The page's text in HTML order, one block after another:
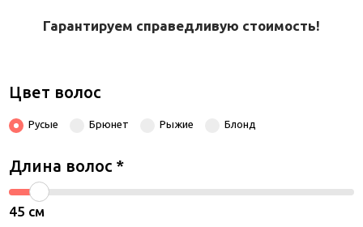
Гарантируем справедливую стоимость!
Цвет волос
Русые Брюнет Рыжие Блонд
Длина волос *
45 см